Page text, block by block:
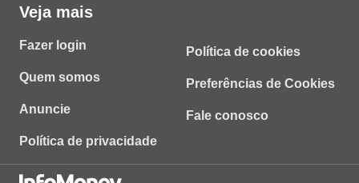
Veja mais
Fazer login
Quem somos
Anuncie
Política de privacidade
Política de cookies
Preferências de Cookies
Fale conosco